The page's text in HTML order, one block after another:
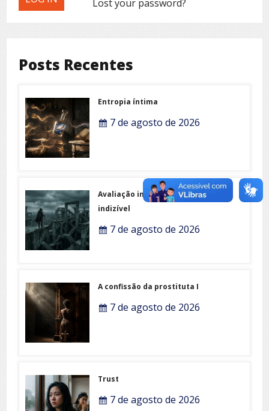
Lost your password?
Posts Recentes
Entropia íntima
7 de agosto de 2026
Avaliação imobiliária do
indizível
7 de agosto de 2026
A confissão da prostituta I
7 de agosto de 2026
Trust
7 de agosto de 2026